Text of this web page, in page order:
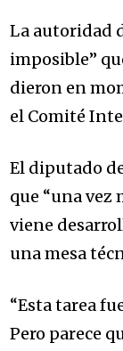
La autoridad
imposible”
dieron en
el Comité
El diputado
que “una vez
viene
una mesa
“Esta tarea
Pero parece